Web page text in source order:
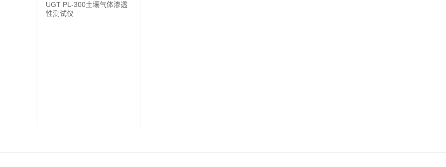
UGT PL-300土壤气体渗透
性测试仪